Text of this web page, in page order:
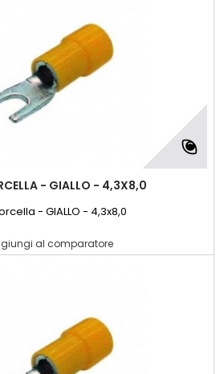
- GIALLO - 4,3X8,0
- GIALLO - 4,3x8,0
al comparatore